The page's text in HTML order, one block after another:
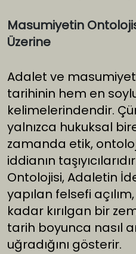
Masumiyetin
Üzerine
Adalet ve
tarihinin hem en
kelimelerindendir.
yalnızca hukuksal
zamanda etik,
iddianın
Ontolojisi, Adaletin
yapılan felsefi
kadar kırılgan bir
tarih boyunca nasıl
uğradığını gösterir.